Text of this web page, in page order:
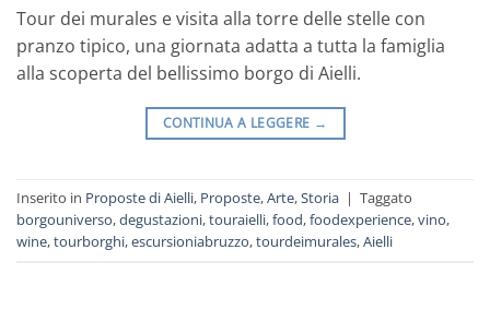
Tour dei murales e visita alla torre delle stelle con
pranzo tipico, una giornata adatta a tutta la famiglia
alla scoperta del bellissimo borgo di Aielli.
CONTINUA A LEGGERE →
Inserito in Proposte di Aielli, Proposte,Arte,Storia | Taggato
borgouniverso,degustazioni,touraielli,food,foodexperience,vino,
wine,tourborghi,escursioniabruzzo,tourdeimurales,Aielli